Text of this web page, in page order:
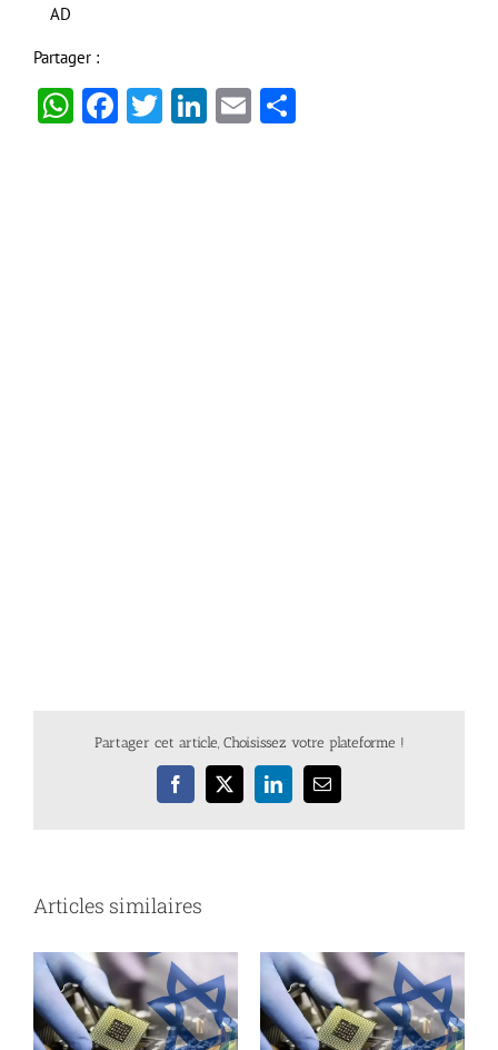
AD
Partager :
WhatsApp
Facebook
Twitter
LinkedIn
Email
Partager cet article, Choisissez votre plateforme !
Facebook
X LinkedInEmail
Articles similaires